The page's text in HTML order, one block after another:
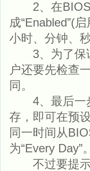
2、在BIOS
成“Enabled”(
小时、分钟、秒
3、为了保证
户还要先检查
同。
4、最后一步
存，即可在预
同一时间从
为“Every Day”。
不过要提示